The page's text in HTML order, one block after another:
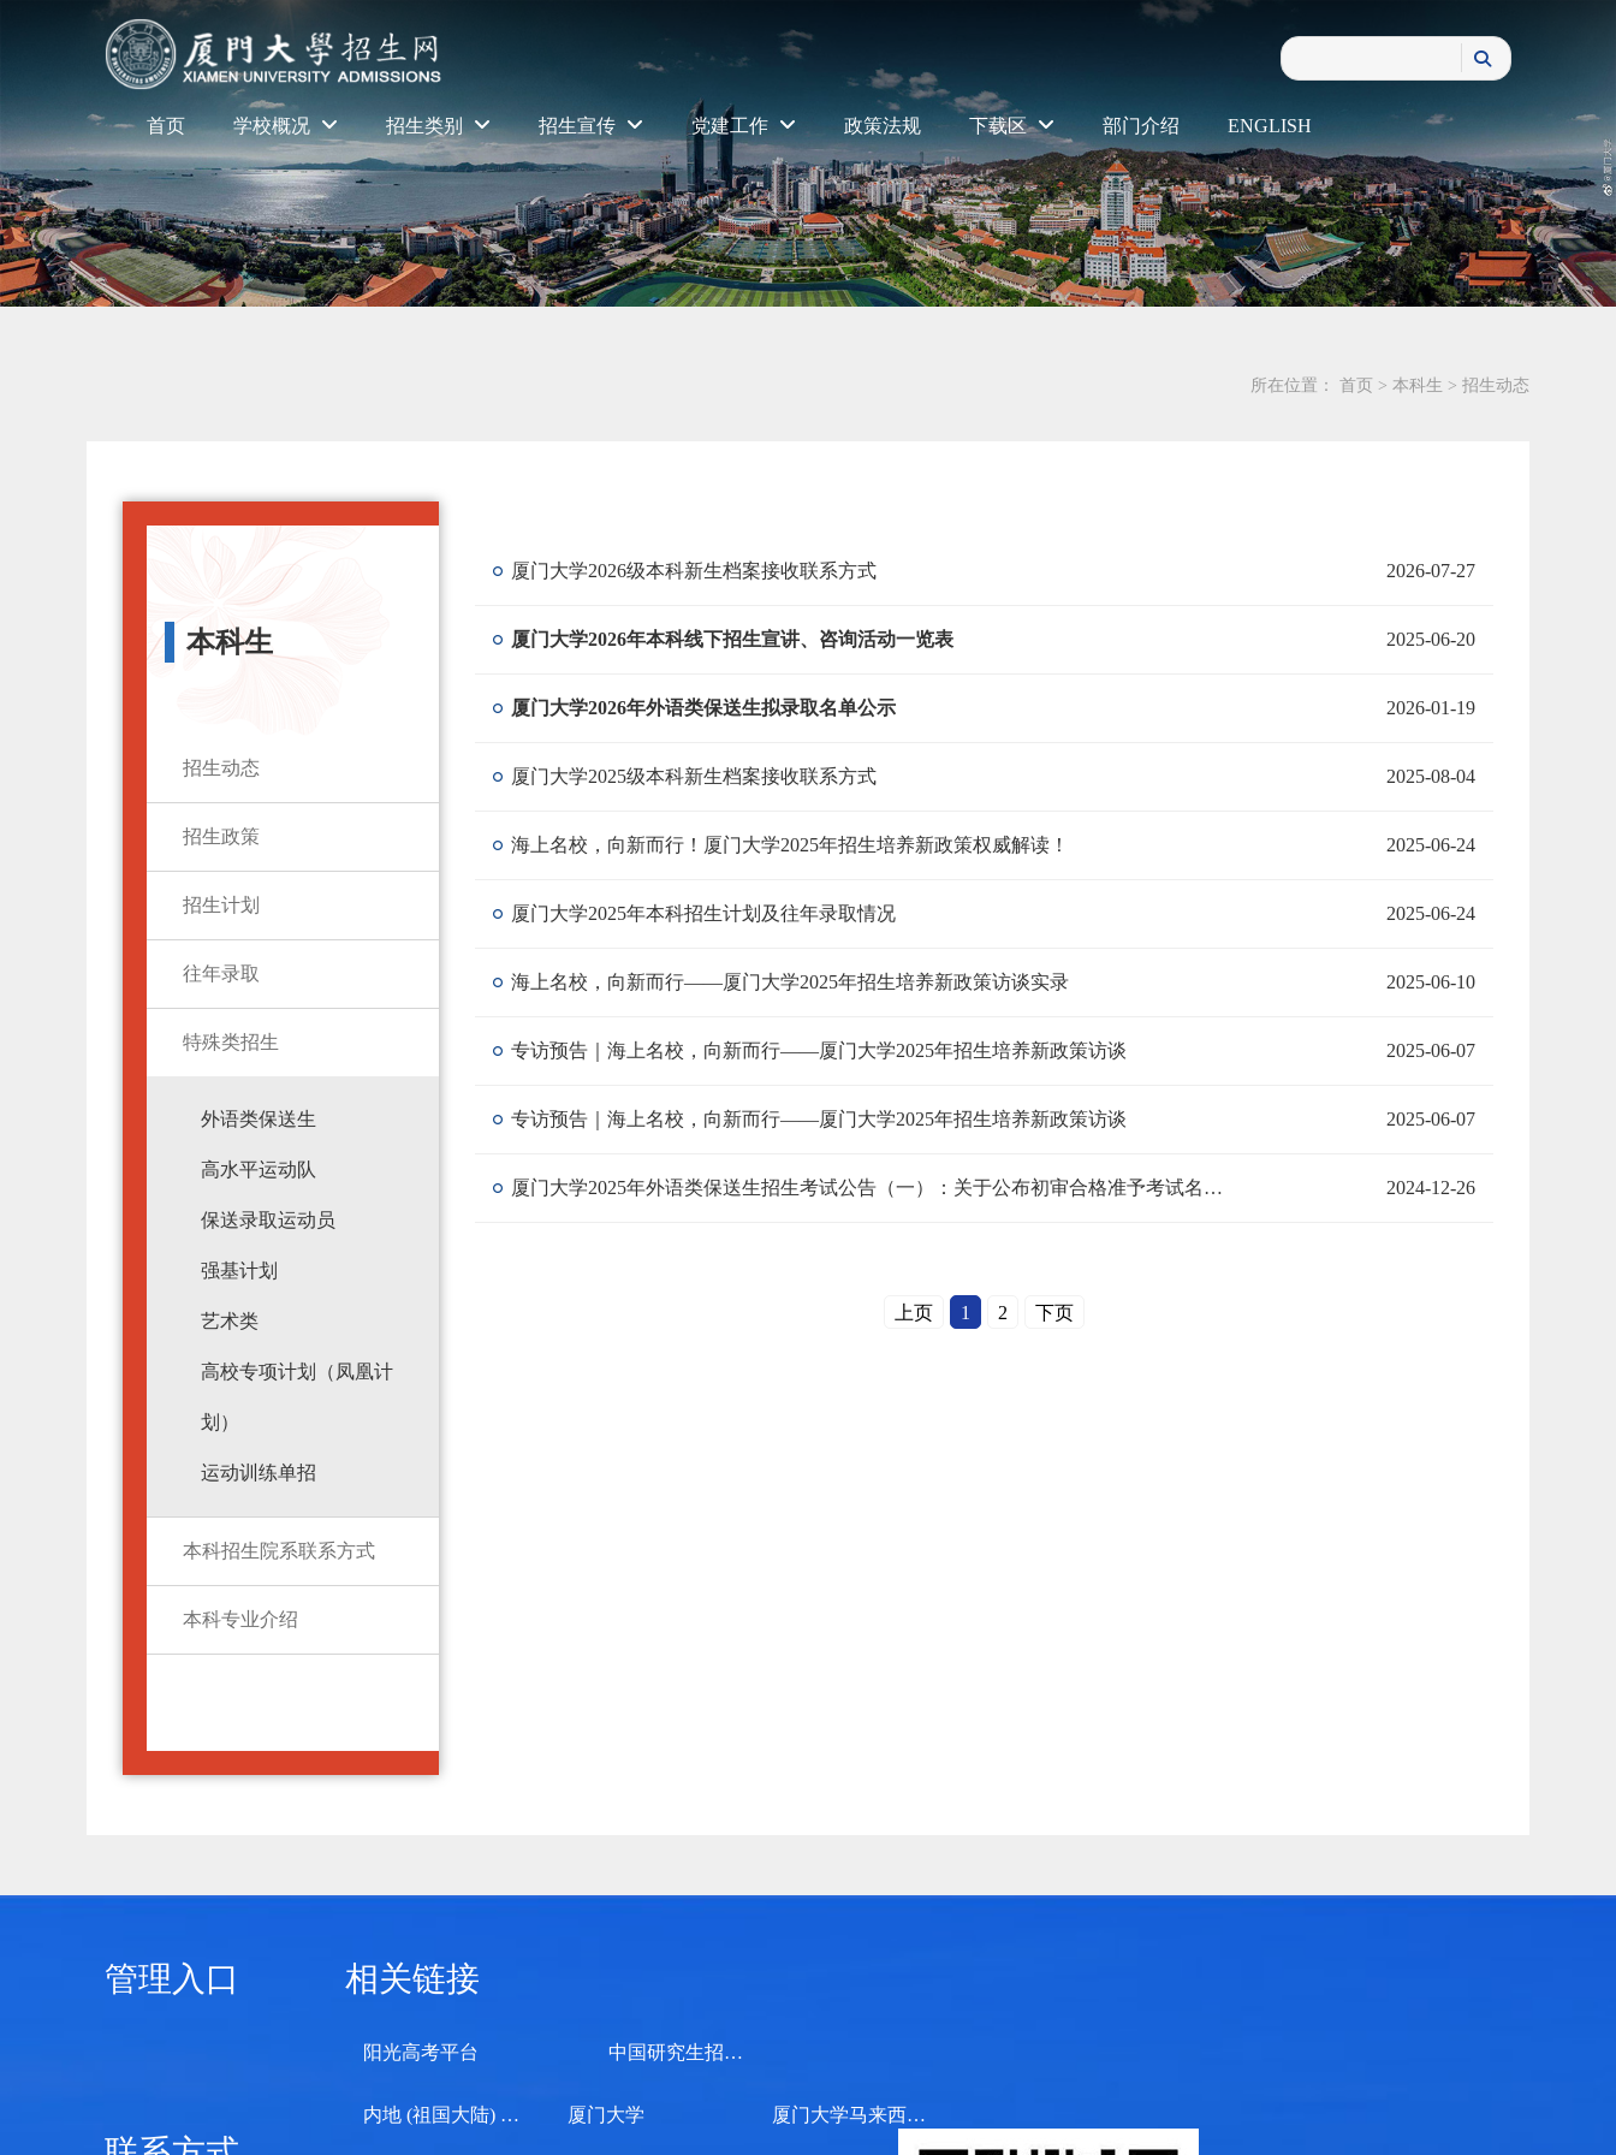
首页 学校概况 招生类别 招生宣传 党建工作 政策法规 下载区 部门介绍 ENGLISH
所在位置： 首页 > 本科生 > 招生动态
本科生
招生动态
招生政策
招生计划
往年录取
特殊类招生
外语类保送生
高水平运动队
保送录取运动员
强基计划
艺术类
高校专项计划（凤凰计
划）
运动训练单招
本科招生院系联系方式
本科专业介绍
厦门大学2026级本科新生档案接收联系方式 2026-07-27
厦门大学2026年本科线下招生宣讲、咨询活动一览表 2025-06-20
厦门大学2026年外语类保送生拟录取名单公示 2026-01-19
厦门大学2025级本科新生档案接收联系方式 2025-08-04
海上名校，向新而行！厦门大学2025年招生培养新政策权威解读！ 2025-06-24
厦门大学2025年本科招生计划及往年录取情况 2025-06-24
海上名校，向新而行——厦门大学2025年招生培养新政策访谈实录 2025-06-10
专访预告｜海上名校，向新而行——厦门大学2025年招生培养新政策访谈 2025-06-07
专访预告｜海上名校，向新而行——厦门大学2025年招生培养新政策访谈 2025-06-07
厦门大学2025年外语类保送生招生考试公告（一）：关于公布初审合格准予考试名单及后续考试安排的通知 2024-12-26
上页 1 2 下页
管理入口 相关链接
阳光高考平台 中国研究生招生信息网
内地 (祖国大陆) 高校面向港澳台招生信息网 厦门大学 厦门大学马来西亚分校